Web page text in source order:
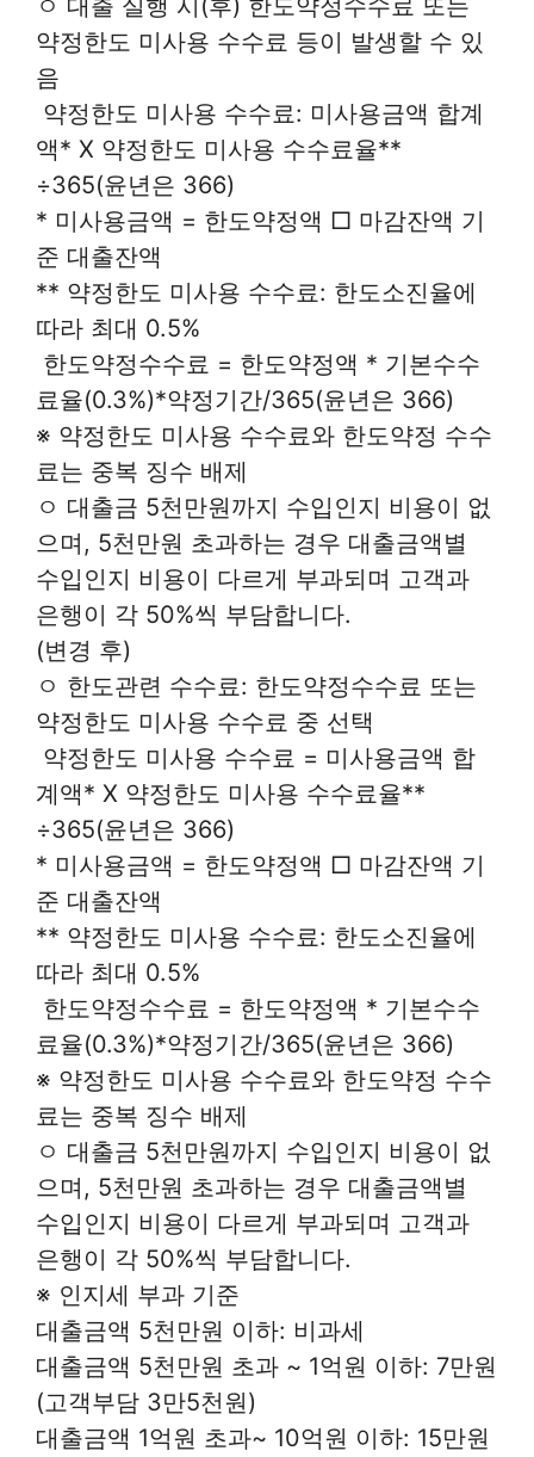
약정한도 미사용 수수료 등이 발생할 수 있
음
 약정한도 미사용 수수료: 미사용금액 합계
액* X 약정한도 미사용 수수료율**
÷365(윤년은 366)
* 미사용금액 = 한도약정액 □ 마감잔액 기
준 대출잔액
** 약정한도 미사용 수수료: 한도소진율에
따라 최대 0.5%
 한도약정수수료 = 한도약정액 * 기본수수
료율(0.3%)*약정기간/365(윤년은 366)
※ 약정한도 미사용 수수료와 한도약정 수수
료는 중복 징수 배제
ㅇ 대출금 5천만원까지 수입인지 비용이 없
으며, 5천만원 초과하는 경우 대출금액별
수입인지 비용이 다르게 부과되며 고객과
은행이 각 50%씩 부담합니다.
(변경 후)
ㅇ 한도관련 수수료: 한도약정수수료 또는
약정한도 미사용 수수료 중 선택
 약정한도 미사용 수수료 = 미사용금액 합
계액* X 약정한도 미사용 수수료율**
÷365(윤년은 366)
* 미사용금액 = 한도약정액 □ 마감잔액 기
준 대출잔액
** 약정한도 미사용 수수료: 한도소진율에
따라 최대 0.5%
 한도약정수수료 = 한도약정액 * 기본수수
료율(0.3%)*약정기간/365(윤년은 366)
※ 약정한도 미사용 수수료와 한도약정 수수
료는 중복 징수 배제
ㅇ 대출금 5천만원까지 수입인지 비용이 없
으며, 5천만원 초과하는 경우 대출금액별
수입인지 비용이 다르게 부과되며 고객과
은행이 각 50%씩 부담합니다.
※ 인지세 부과 기준
대출금액 5천만원 이하: 비과세
대출금액 5천만원 초과 ~ 1억원 이하: 7만원
(고객부담 3만5천원)
대출금액 1억원 초과~ 10억원 이하: 15만원